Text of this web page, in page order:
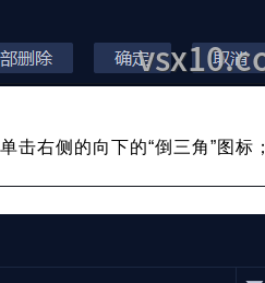
击右侧的向下的“倒三角”图标；